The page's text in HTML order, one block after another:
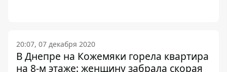
20:07, 07 декабря 2020
В Днепре на Кожемяки горела квартира
на 8-м этаже: женщину забрала скорая